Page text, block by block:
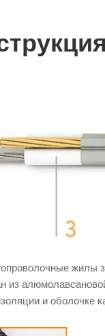
жилы
из
и оболочке